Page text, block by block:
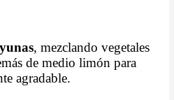
, mezclando vegetales
de medio limón para
agradable.